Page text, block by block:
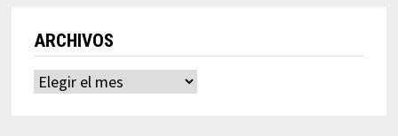
ARCHIVOS
Archivos